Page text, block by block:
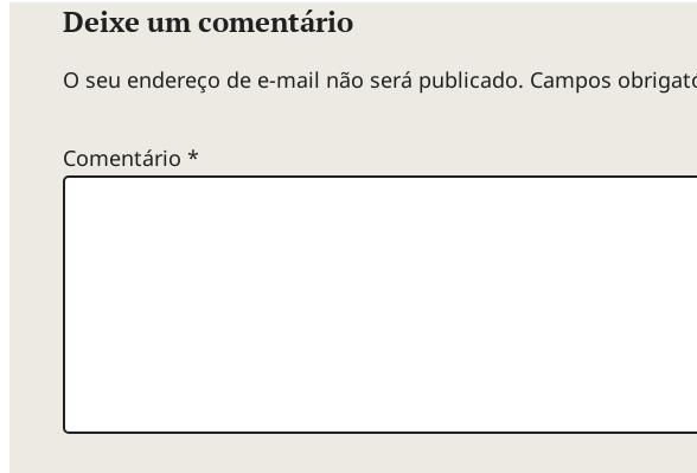
u
s
Deixe um comentário
O seu endereço de e-mail não será publicado. Campos
Comentário *